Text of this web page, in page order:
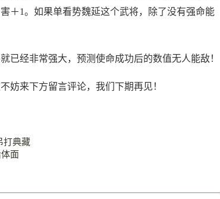
＋1。如果单看势魏延这个武将，除了没有强命能
已经非常强大，预测使命成功后的数值无人能敌！
妨来下方留言评论，我们下期再见！
打典藏
面